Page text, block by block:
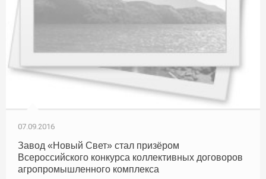
07.09.2016
Завод «Новый Свет» стал призёром
Всероссийского конкурса коллективных договоров
агропромышленного комплекса